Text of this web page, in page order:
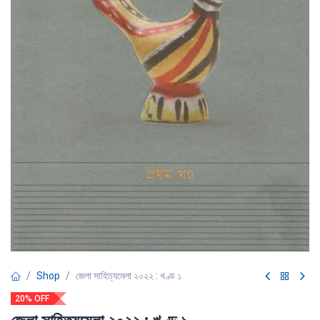
Shop জেলা সাহিত্যমেলা ২০২২ : খণ্ড ১
20% OFF